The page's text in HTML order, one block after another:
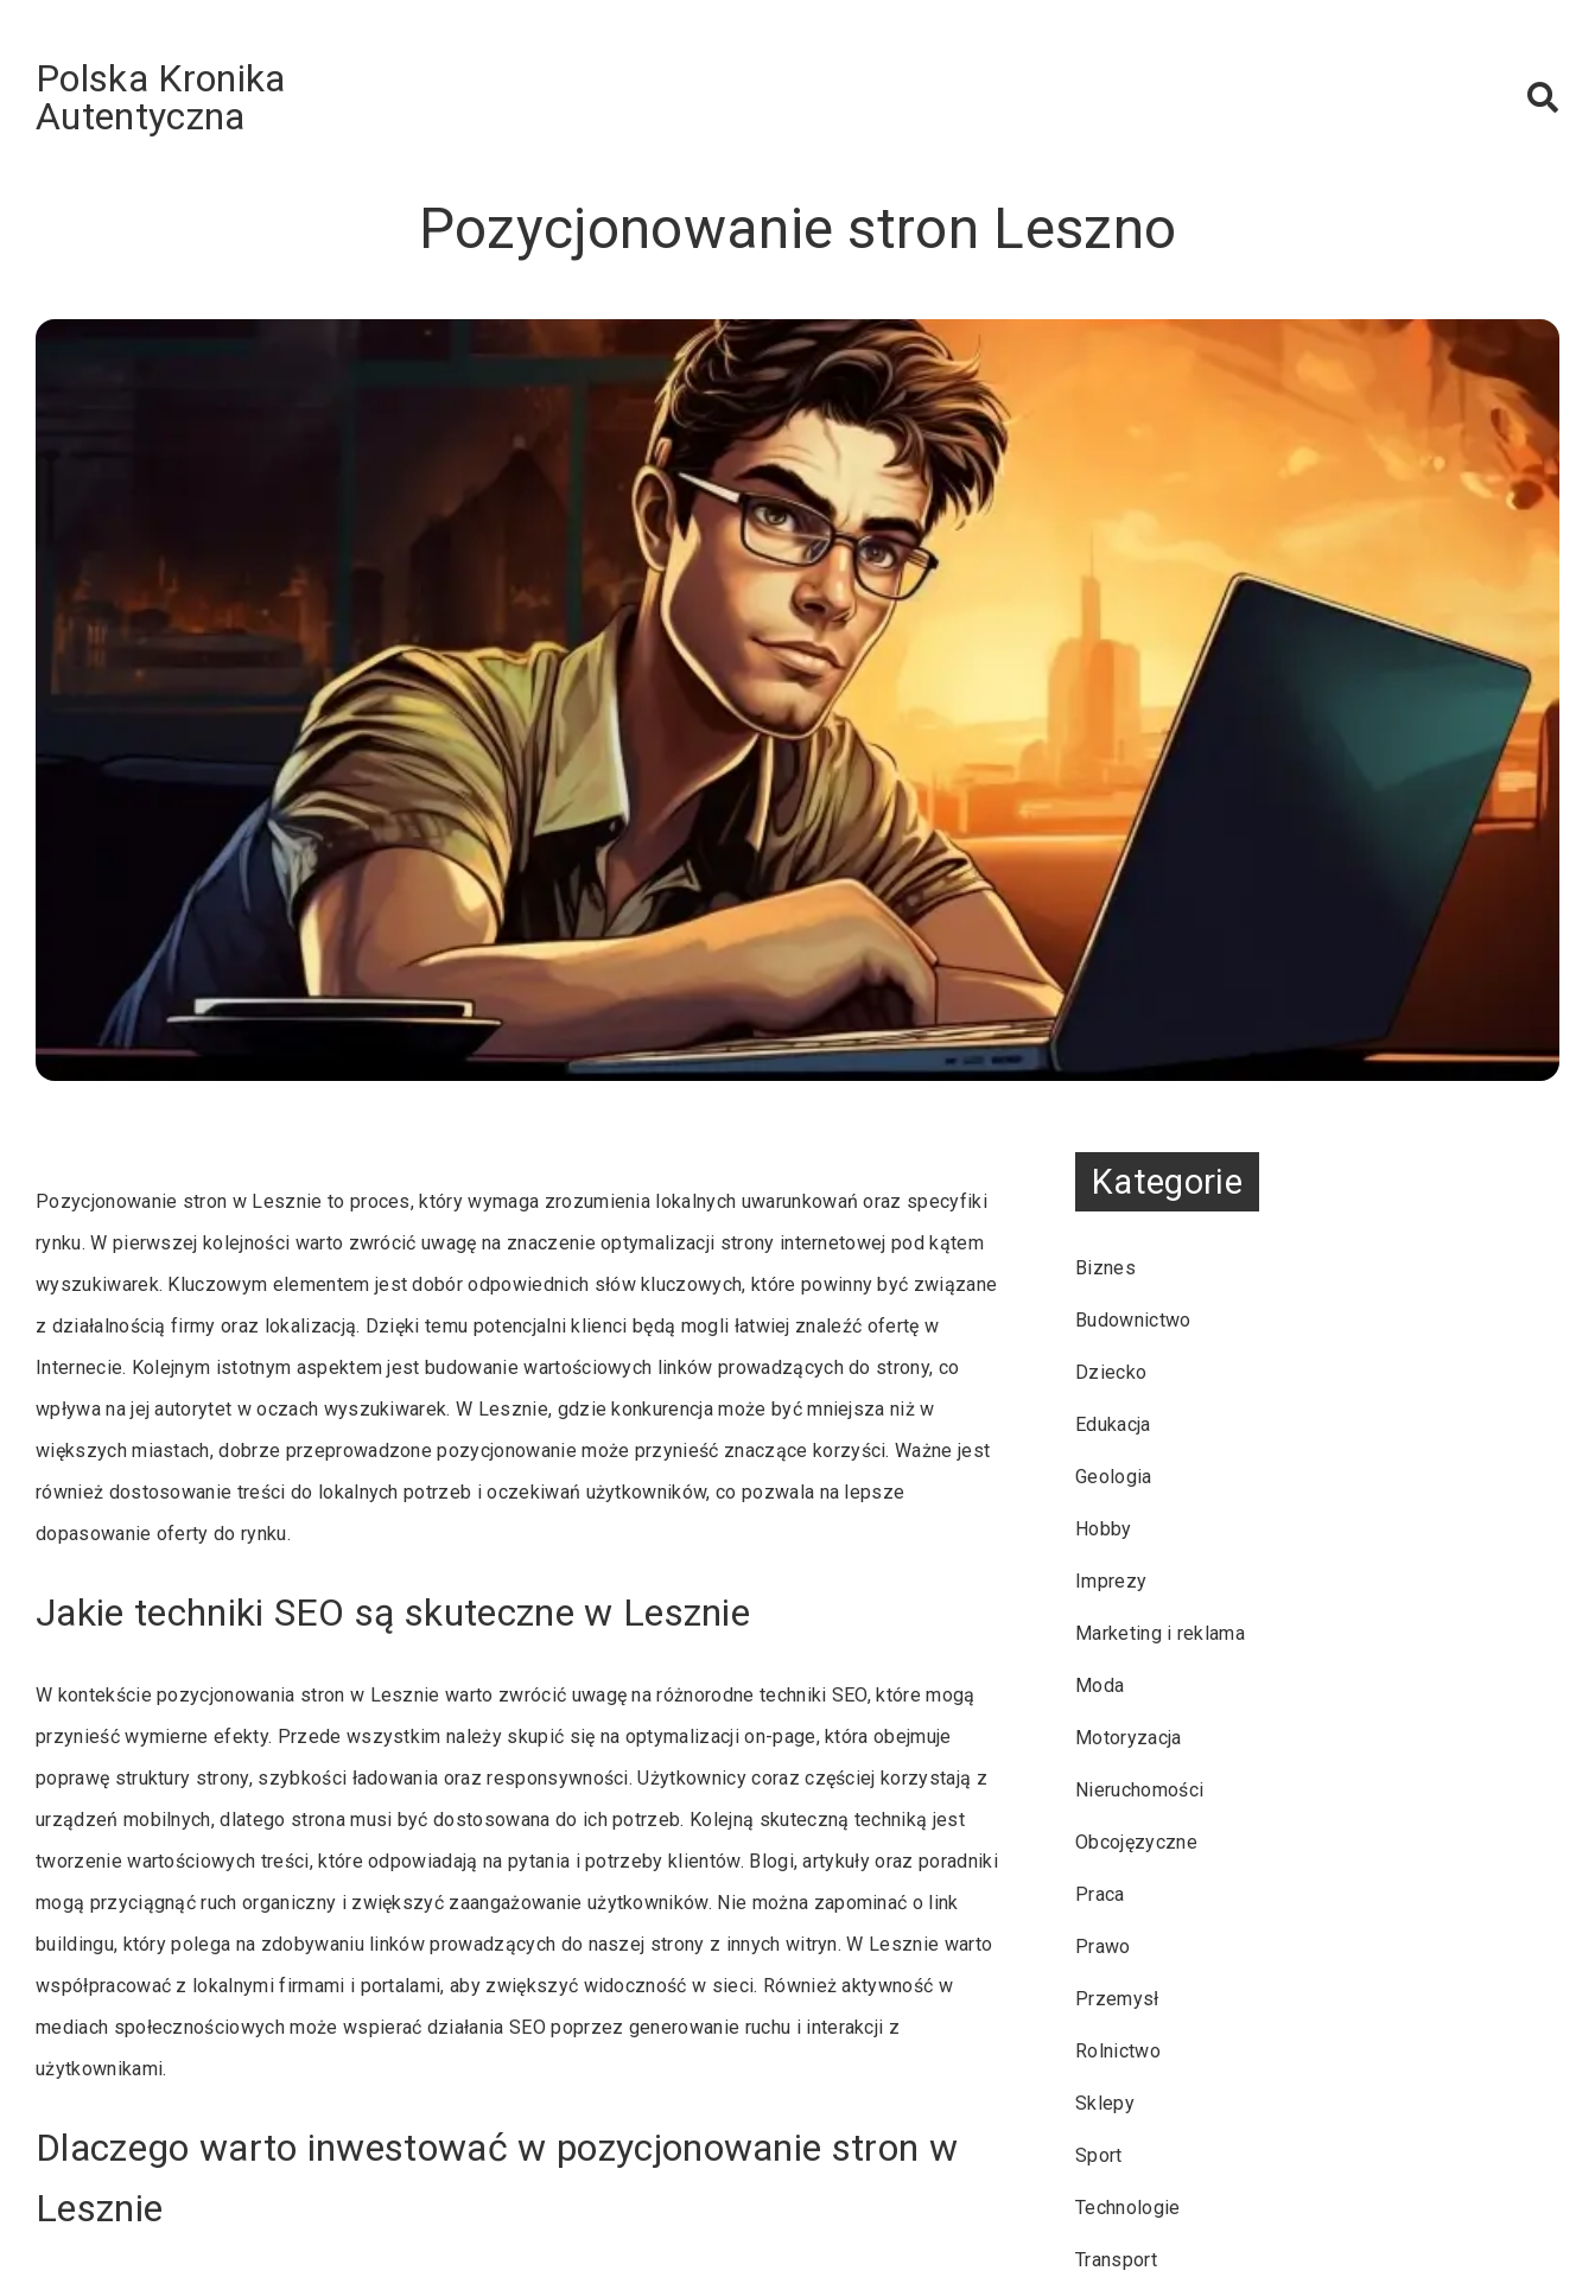
contentPolska Kronika
Autentyczna
Pozycjonowanie stron Leszno
Pozycjonowanie stron w Lesznie to proces, który wymaga zrozumienia lokalnych uwarunkowań oraz specyfiki
rynku. W pierwszej kolejności warto zwrócić uwagę na znaczenie optymalizacji strony internetowej pod kątem
wyszukiwarek. Kluczowym elementem jest dobór odpowiednich słów kluczowych, które powinny być związane
z działalnością firmy oraz lokalizacją. Dzięki temu potencjalni klienci będą mogli łatwiej znaleźć ofertę w
Internecie. Kolejnym istotnym aspektem jest budowanie wartościowych linków prowadzących do strony, co
wpływa na jej autorytet w oczach wyszukiwarek. W Lesznie, gdzie konkurencja może być mniejsza niż w
większych miastach, dobrze przeprowadzone pozycjonowanie może przynieść znaczące korzyści. Ważne jest
również dostosowanie treści do lokalnych potrzeb i oczekiwań użytkowników, co pozwala na lepsze
dopasowanie oferty do rynku.
Jakie techniki SEO są skuteczne w Lesznie
W kontekście pozycjonowania stron w Lesznie warto zwrócić uwagę na różnorodne techniki SEO, które mogą
przynieść wymierne efekty. Przede wszystkim należy skupić się na optymalizacji on-page, która obejmuje
poprawę struktury strony, szybkości ładowania oraz responsywności. Użytkownicy coraz częściej korzystają z
urządzeń mobilnych, dlatego strona musi być dostosowana do ich potrzeb. Kolejną skuteczną techniką jest
tworzenie wartościowych treści, które odpowiadają na pytania i potrzeby klientów. Blogi, artykuły oraz poradniki
mogą przyciągnąć ruch organiczny i zwiększyć zaangażowanie użytkowników. Nie można zapominać o link
buildingu, który polega na zdobywaniu linków prowadzących do naszej strony z innych witryn. W Lesznie warto
współpracować z lokalnymi firmami i portalami, aby zwiększyć widoczność w sieci. Również aktywność w
mediach społecznościowych może wspierać działania SEO poprzez generowanie ruchu i interakcji z
użytkownikami.
Dlaczego warto inwestować w pozycjonowanie stron w
Lesznie
Kategorie
Biznes
Budownictwo
Dziecko
Edukacja
Geologia
Hobby
Imprezy
Marketing i reklama
Moda
Motoryzacja
Nieruchomości
Obcojęzyczne
Praca
Prawo
Przemysł
Rolnictwo
Sklepy
Sport
Technologie
Transport